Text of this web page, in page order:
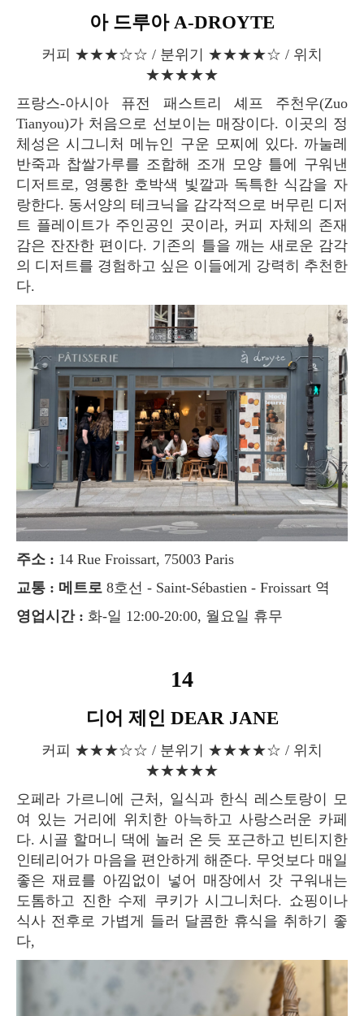
아 드루아 A-DROYTE
커피 ★★★☆☆ / 분위기 ★★★★☆ / 위치
★★★★★
프랑스-아시아 퓨전 패스트리 셰프 주천우(Zuo
Tianyou)가 처음으로 선보이는 매장이다. 이곳의 정
체성은 시그니처 메뉴인 구운 모찌에 있다. 까눌레
반죽과 찹쌀가루를 조합해 조개 모양 틀에 구워낸
디저트로, 영롱한 호박색 빛깔과 독특한 식감을 자
랑한다. 동서양의 테크닉을 감각적으로 버무린 디저
트 플레이트가 주인공인 곳이라, 커피 자체의 존재
감은 잔잔한 편이다. 기존의 틀을 깨는 새로운 감각
의 디저트를 경험하고 싶은 이들에게 강력히 추천한
다.
주소 : 14 Rue Froissart, 75003 Paris
교통 : 메트로 8호선 - Saint-Sébastien - Froissart 역
영업시간 : 화-일 12:00-20:00, 월요일 휴무
14
디어 제인 DEAR JANE
커피 ★★★☆☆ / 분위기 ★★★★☆ / 위치
★★★★★
오페라 가르니에 근처, 일식과 한식 레스토랑이 모
여 있는 거리에 위치한 아늑하고 사랑스러운 카페
다. 시골 할머니 댁에 놀러 온 듯 포근하고 빈티지한
인테리어가 마음을 편안하게 해준다. 무엇보다 매일
좋은 재료를 아낌없이 넣어 매장에서 갓 구워내는
도톰하고 진한 수제 쿠키가 시그니처다. 쇼핑이나
식사 전후로 가볍게 들러 달콤한 휴식을 취하기 좋
다,